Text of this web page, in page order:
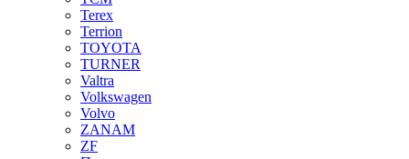
Terex
Terrion
TOYOTA
TURNER
Valtra
Volkswagen
Volvo
ZANAM
ZF